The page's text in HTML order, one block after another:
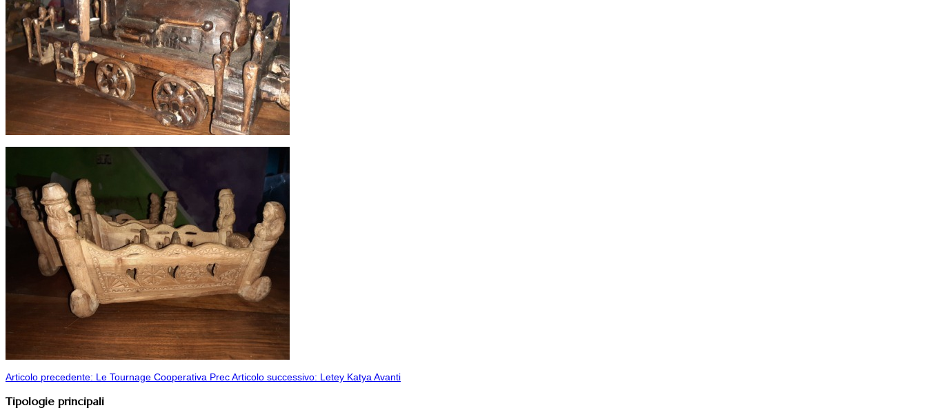
Articolo precedente: Le Tournage Cooperativa PrecArticolo successivo: Letey KatyaAvanti
Tipologie principali